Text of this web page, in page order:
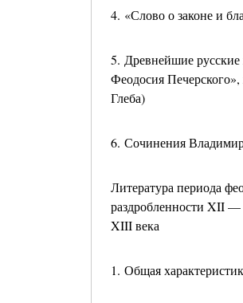
4. «Слово о законе и
5. Древнейшие
Феодосия
Глеба)
6. Сочинения
Литература периода
раздробленности XII —
XIII века
1. Общая